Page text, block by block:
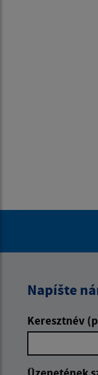
Napíšte
Keresztnév